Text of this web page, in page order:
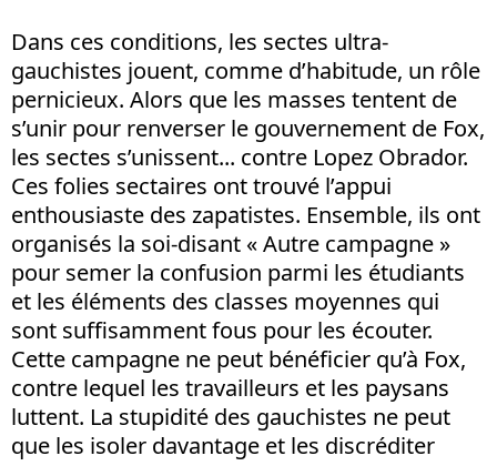
Dans ces conditions, les sectes ultra-
gauchistes jouent, comme d’habitude, un rôle
pernicieux. Alors que les masses tentent de
s’unir pour renverser le gouvernement de Fox,
les sectes s’unissent... contre Lopez Obrador.
Ces folies sectaires ont trouvé l’appui
enthousiaste des zapatistes. Ensemble, ils ont
organisés la soi-disant « Autre campagne »
pour semer la confusion parmi les étudiants
et les éléments des classes moyennes qui
sont suffisamment fous pour les écouter.
Cette campagne ne peut bénéficier qu’à Fox,
contre lequel les travailleurs et les paysans
luttent. La stupidité des gauchistes ne peut
que les isoler davantage et les discréditer